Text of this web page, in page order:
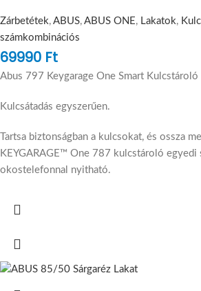
Zárbetétek, ABUS, ABUS ONE, Lakatok,
számkombinációs
69990 Ft
Abus 797 Keygarage One Smart Kulcstároló
Kulcsátadás egyszerűen.
Tartsa biztonságban a kulcsokat, és ossza
KEYGARAGE™ One 787 kulcstároló egyedi
okostelefonnal nyitható.